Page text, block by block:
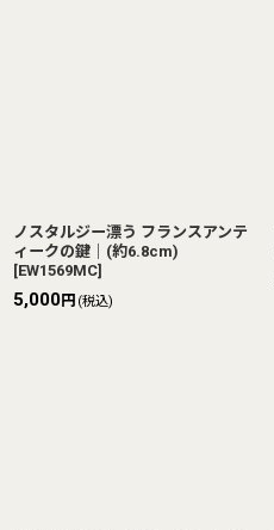
ノスタルジー漂う フランスアンテ
ィークの鍵｜(約6.8cm)
[EW1569MC]
5,000円 (税込)